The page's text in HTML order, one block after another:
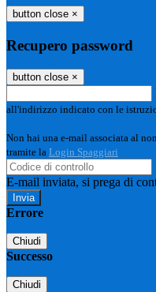
button close ×
Recupero password
button close ×
all'indirizzo indicato con le
Non hai una e-mail associata al
tramite la Login Spaggiari
E-mail inviata, si prega di
Errore
Chiudi
Successo
Chiudi